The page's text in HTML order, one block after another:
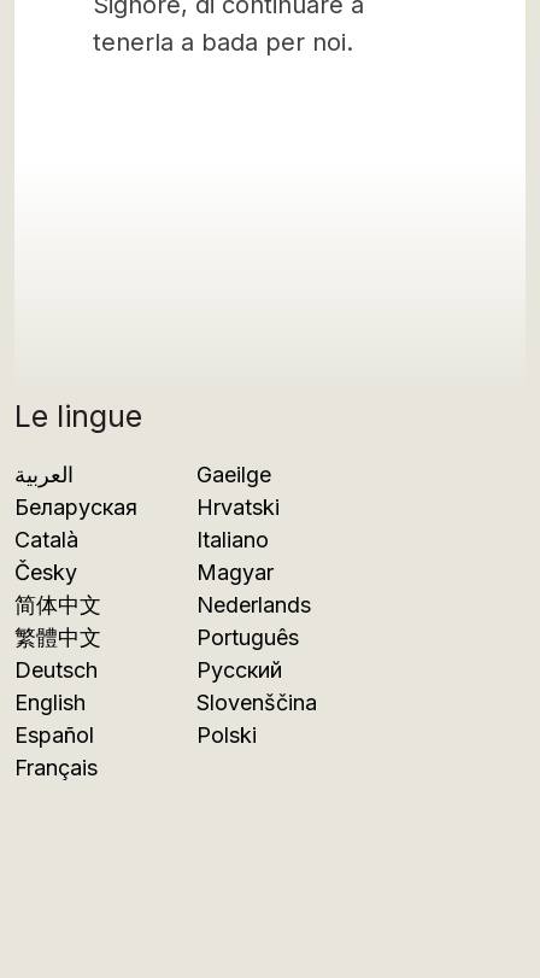
Le lingue
العربية
Беларуская
Català
Česky
简体中文
繁體中文
Deutsch
English
Español
Français
Gaeilge
Hrvatski
Italiano
Magyar
Nederlands
Português
Русский
Slovenščina
Polski
tenerla a bada per noi.